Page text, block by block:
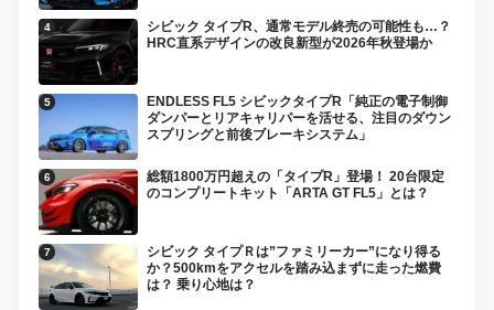
シビック タイプR、通常モデル終売の可能性も…？
HRC直系デザインの改良新型が2026年秋登場か
ENDLESS FL5 シビックタイプR「純正の電子制御
ダンパーとリアキャリパーを活せる、注目のダウン
スプリングと前後ブレーキシステム」
総額1800万円超えの「タイプR」登場！ 20台限定
のコンプリートキット「ARTA GT FL5」とは？
シビック タイプＲは”ファミリーカー”になり得る
か？500kmをアクセルを踏み込まずに走った燃費
は？ 乗り心地は？